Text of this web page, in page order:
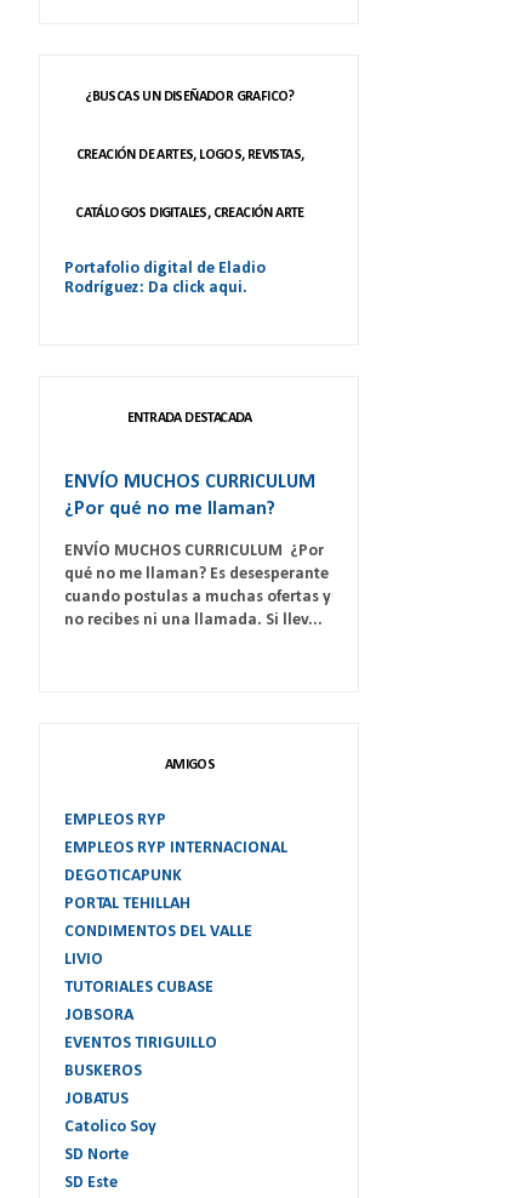
¿BUSCAS UN DISEÑADOR GRAFICO?
CREACIÓN DE ARTES, LOGOS, REVISTAS,
CATÁLOGOS DIGITALES, CREACIÓN ARTE
Portafolio digital de Eladio
Rodríguez: Da click aqui.
ENTRADA DESTACADA
ENVÍO MUCHOS CURRICULUM
¿Por qué no me llaman?
ENVÍO MUCHOS CURRICULUM ¿Por
qué no me llaman? Es desesperante
cuando postulas a muchas ofertas y
no recibes ni una llamada. Si llev...
AMIGOS
EMPLEOS RYP
EMPLEOS RYP INTERNACIONAL
DEGOTICAPUNK
PORTAL TEHILLAH
CONDIMENTOS DEL VALLE
LIVIO
TUTORIALES CUBASE
JOBSORA
EVENTOS TIRIGUILLO
BUSKEROS
JOBATUS
Catolico Soy
SD Norte
SD Este